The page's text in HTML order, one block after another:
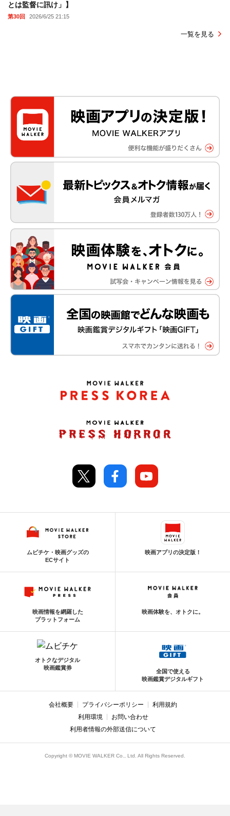
とは監督に訊け」】
第30回 2026/6/25 21:15
一覧を見る
ムビチケ・映画グッズの
ECサイト
映画アプリの決定版！
映画情報を網羅した
プラットフォーム
映画体験を、オトクに。
オトクなデジタル
映画鑑賞券
全国で使える
映画鑑賞デジタルギフト
会社概要 プライバシーポリシー
利用規約
利用環境
お問い合わせ
利用者情報の外部送信について
Copyright © MOVIE WALKER Co., Ltd. All Rights Reserved.